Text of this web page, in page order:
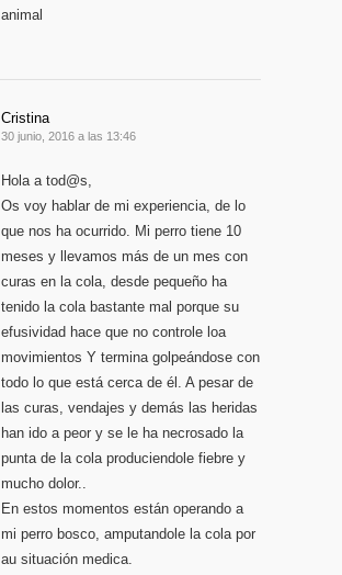
animal
Cristina
30 junio, 2016 a las 13:46
Hola a tod@s,
Os voy hablar de mi experiencia, de lo
que nos ha ocurrido. Mi perro tiene 10
meses y llevamos más de un mes con
curas en la cola, desde pequeño ha
tenido la cola bastante mal porque su
efusividad hace que no controle loa
movimientos Y termina golpeándose con
todo lo que está cerca de él. A pesar de
las curas, vendajes y demás las heridas
han ido a peor y se le ha necrosado la
punta de la cola produciendole fiebre y
mucho dolor..
En estos momentos están operando a
mi perro bosco, amputandole la cola por
au situación medica.